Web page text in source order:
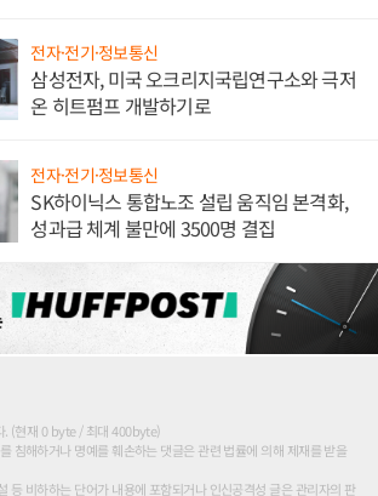
전자·전기·정보통신
삼성전자, 미국 오크리지국립연구소와 극저
온 히트펌프 개발하기로
전자·전기·정보통신
SK하이닉스 통합노조 설립 움직임 본격화,
성과급 체계 불만에 3500명 결집
. (현재 0 byte / 최대 400byte)
침해하거나 명예를 훼손하는 댓글은 관련 법률에 의해 제재를 받을
등 비하하는 단어가 내용에 포함되거나 인신공격성 글은 관리자의 판